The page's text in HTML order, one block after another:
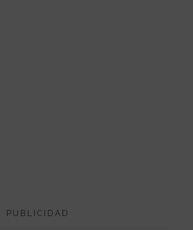
PUBLICIDAD